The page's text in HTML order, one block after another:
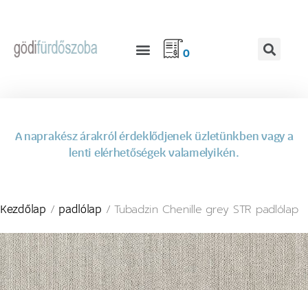
0
A naprakész árakról érdeklődjenek üzletünkben vagy a
lenti elérhetőségek valamelyikén.
Kezdőlap / padlólap / Tubadzin Chenille grey STR padlólap